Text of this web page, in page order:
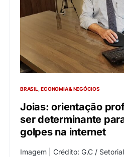
BRASIL ECONOMIA & NEGÓCIOS
Joias: orientação
ser determinante
golpes na internet
Imagem | Crédito: G.C /